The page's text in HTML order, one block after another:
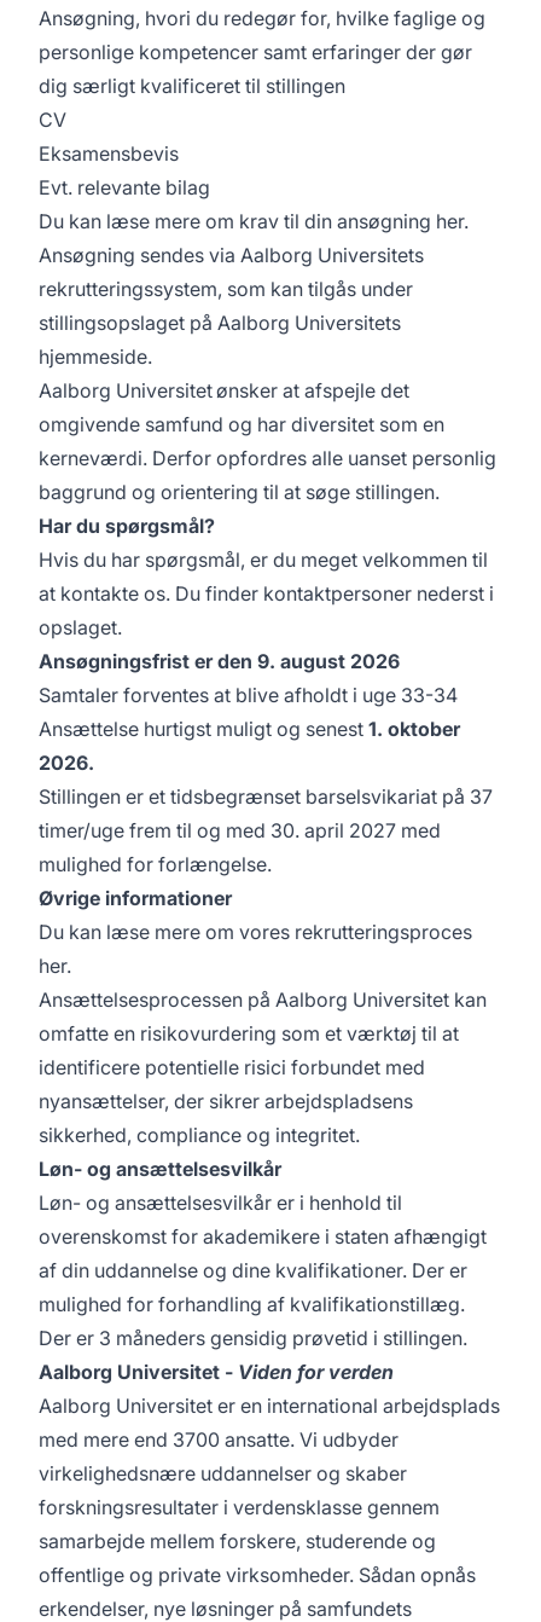
Ansøgning, hvori du redegør for, hvilke faglige og
personlige kompetencer samt erfaringer der gør
dig særligt kvalificeret til stillingen
CV
Eksamensbevis
Evt. relevante bilag
Du kan læse mere om krav til din ansøgning her.
Ansøgning sendes via Aalborg Universitets
rekrutteringssystem, som kan tilgås under
stillingsopslaget på Aalborg Universitets
hjemmeside.
Aalborg Universitet ønsker at afspejle det
omgivende samfund og har diversitet som en
kerneværdi. Derfor opfordres alle uanset personlig
baggrund og orientering til at søge stillingen.
Har du spørgsmål?
Hvis du har spørgsmål, er du meget velkommen til
at kontakte os. Du finder kontaktpersoner nederst i
opslaget.
Ansøgningsfrist er den 9. august 2026
Samtaler forventes at blive afholdt i uge 33-34
Ansættelse hurtigst muligt og senest 1. oktober
2026.
Stillingen er et tidsbegrænset barselsvikariat på 37
timer/uge frem til og med 30. april 2027 med
mulighed for forlængelse.
Øvrige informationer
Du kan læse mere om vores rekrutteringsproces
her.
Ansættelsesprocessen på Aalborg Universitet kan
omfatte en risikovurdering som et værktøj til at
identificere potentielle risici forbundet med
nyansættelser, der sikrer arbejdspladsens
sikkerhed, compliance og integritet.
Løn- og ansættelsesvilkår
Løn- og ansættelsesvilkår er i henhold til
overenskomst for akademikere i staten afhængigt
af din uddannelse og dine kvalifikationer. Der er
mulighed for forhandling af kvalifikationstillæg.
Der er 3 måneders gensidig prøvetid i stillingen.
Aalborg Universitet - Viden for verden
Aalborg Universitet er en international arbejdsplads
med mere end 3700 ansatte. Vi udbyder
virkelighedsnære uddannelser og skaber
forskningsresultater i verdensklasse gennem
samarbejde mellem forskere, studerende og
offentlige og private virksomheder. Sådan opnås
erkendelser, nye løsninger på samfundets